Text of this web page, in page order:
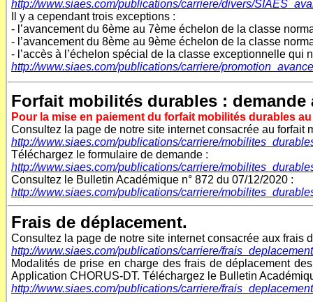
http://www.siaes.com/publications/carriere/divers/
Il y a cependant trois exceptions :
- l’avancement du 6ème au 7ème échelon de la classe
- l’avancement du 8ème au 9ème échelon de la classe
- l’accès à l’échelon spécial de la classe exceptionnelle qui
http://www.siaes.com/publications/carriere/
Forfait mobilités durables : demande
Pour la mise en paiement du forfait mobilités durables
Consultez la page de notre site internet consacrée au forfait
http://www.siaes.com/publications/carriere/
Téléchargez le formulaire de demande :
http://www.siaes.com/publications/carriere/
Consultez le Bulletin Académique n° 872 du 07/12/2020 :
http://www.siaes.com/publications/carriere/
Frais de déplacement.
Consultez la page de notre site internet consacrée aux frais
http://www.siaes.com/publications/carriere/
Modalités de prise en charge des frais de déplacement
Application CHORUS-DT. Téléchargez le Bulletin
http://www.siaes.com/publications/carriere/